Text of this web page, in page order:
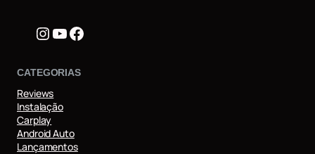
Instagram
Youtube
Facebook
CATEGORIAS
Reviews
Instalação
Carplay
Android Auto
Lançamentos